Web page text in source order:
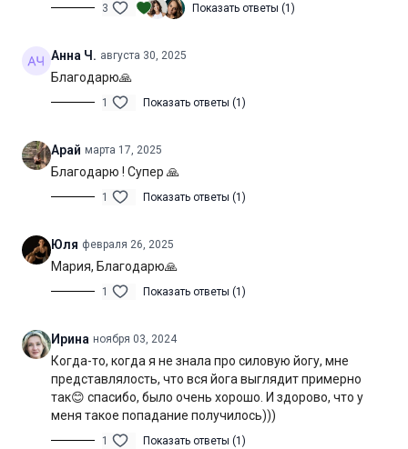
Продолжительность: 60 мин. (включая шавасану)
3 Показать ответы (1)
Анна Ч. августа 30, 2025
Благодарю🙏
1 Показать ответы (1)
Арай марта 17, 2025
Благодарю ! Супер 🙏
1 Показать ответы (1)
Юля февраля 26, 2025
Мария, Благодарю🙏
1 Показать ответы (1)
Ирина ноября 03, 2024
Когда-то, когда я не знала про силовую йогу, мне
представлялость, что вся йога выглядит примерно
так😊 спасибо, было очень хорошо. И здорово, что у
меня такое попадание получилось)))
1 Показать ответы (1)